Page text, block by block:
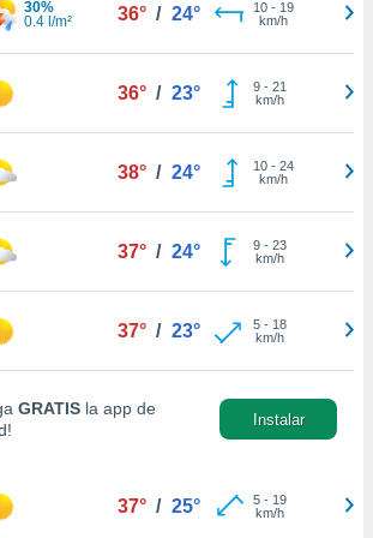
30%
0.4 l/m²
36° / 24° 10- 19
km/h
36° / 23° 9- 21
km/h
38° / 24° 10- 24
km/h
37° / 24° 9- 23
km/h
37° / 23° 5- 18
km/h
GRATIS la app de
Instalar
37° / 25° 5- 19
km/h